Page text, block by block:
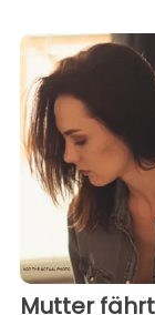
Mutter